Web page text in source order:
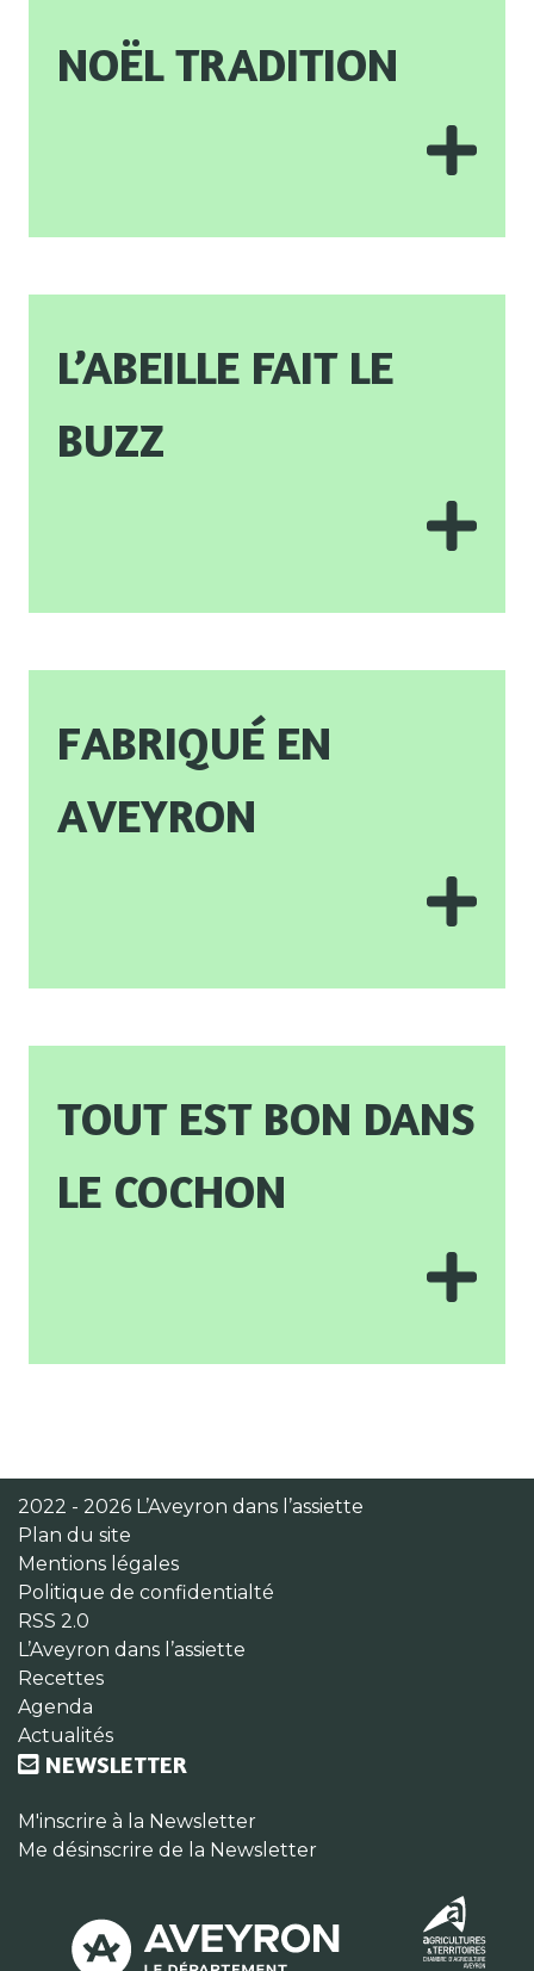
Noël tradition
L’Abeille fait le
buzz
Fabriqué en
Aveyron
Tout est bon dans
le cochon
2022 - 2026 L’Aveyron dans l’assiette
Plan du site
Mentions légales
Politique de confidentialté
RSS 2.0
L’Aveyron dans l’assiette
Recettes
Agenda
Actualités
NEWSLETTER
M'inscrire à la Newsletter
Me désinscrire de la Newsletter